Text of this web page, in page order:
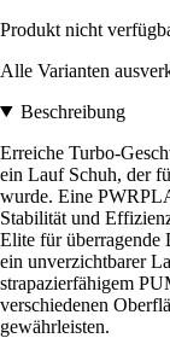
Produkt nicht
Alle Varianten
Beschreibung
Erreiche Turbo-
ein Lauf Schuh, der
wurde. Eine
Stabilität und
Elite für überragende
ein unverzichtbarer
strapazierfähigem
verschiedenen
gewährleisten.